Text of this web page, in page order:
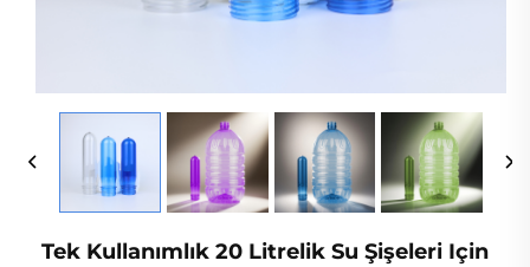
Tek Kullanımlık 20 Litrelik Su Şişeleri Için